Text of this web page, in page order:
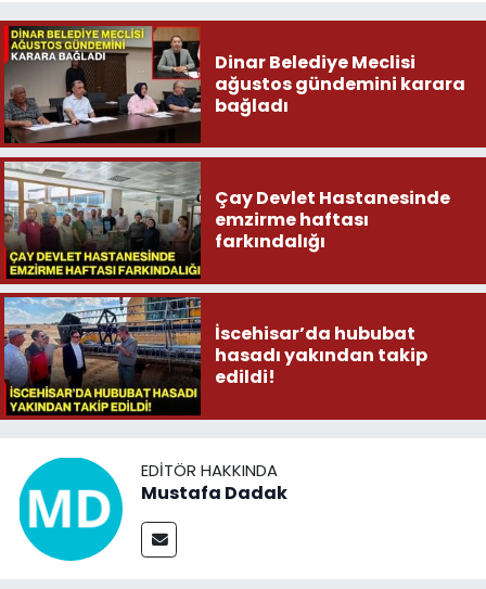
Dinar Belediye Meclisi
ağustos gündemini karara
bağladı
Çay Devlet Hastanesinde
emzirme haftası
farkındalığı
İscehisar’da hububat
hasadı yakından takip
edildi!
EDITÖR HAKKINDA
Mustafa Dadak